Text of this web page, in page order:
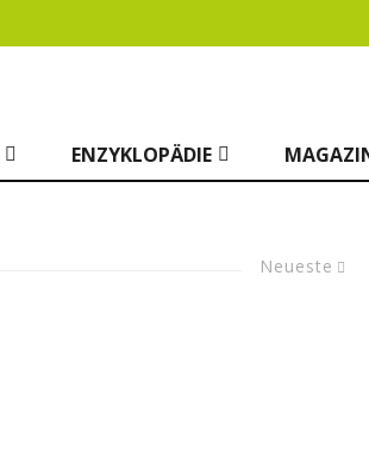
ENZYKLOPÄDIE
Neueste